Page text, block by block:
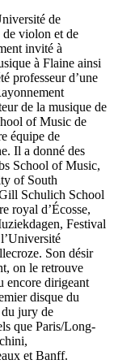
de
violon et de
invité à
à Flaine ainsi
professeur d’une
de la musique de
of Music de
équipe de
Il a donné des
School of Music,
of South
Schulich School
royal d’Écosse,
Festival
Son désir
on le retrouve
encore dirigeant
disque du
jury de
que Paris/Long-
et Banff.